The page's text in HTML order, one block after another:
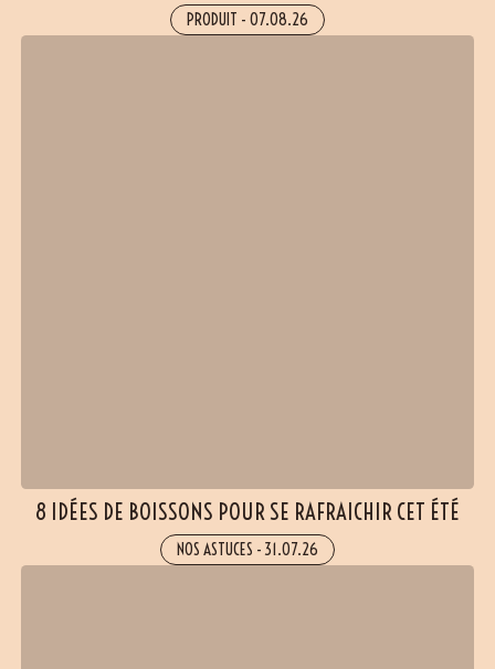
PRODUIT - 07.08.26
8 IDÉES DE BOISSONS POUR SE RAFRAICHIR CET ÉTÉ
NOS ASTUCES - 31.07.26